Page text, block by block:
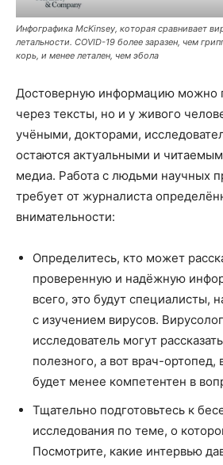
Инфографика McKinsey, которая сравнивает
летальности. COVID-19 более заразен, чем
корь, и менее летален, чем эбола
Достоверную информацию можно
через тексты, но и у живого
учёными, докторами,
остаются актуальными и
медиа. Работа с людьми научных
требует от журналиста
внимательности:
Определитесь, кто может
проверенную и надёжную
всего, это будут специалисты,
с изучением вирусов.
исследователь могут
полезного, а вот врач-ортопед,
будет менее компетентен в
Тщательно подготовьтесь к
исследования по теме, о
Посмотрите, какие интервью